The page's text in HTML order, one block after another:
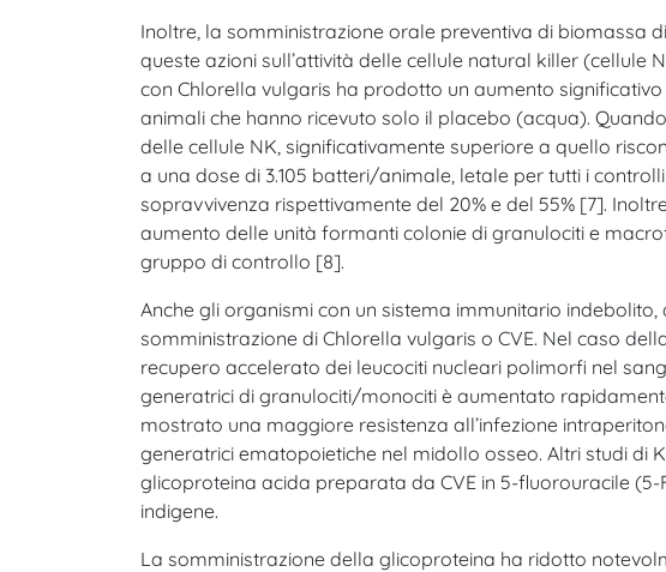
Inoltre, la somministrazione orale preventiva di biomassa
queste azioni sull’attività delle cellule natural killer
con Chlorella vulgaris ha prodotto un aumento
animali che hanno ricevuto solo il placebo (acqua).
delle cellule NK, significativamente superiore a quello
a una dose di 3.105 batteri/animale, letale per tutti i
sopravvivenza rispettivamente del 20% e del 55% [7].
aumento delle unità formanti colonie di granulociti e
gruppo di controllo [8].
Anche gli organismi con un sistema immunitario
somministrazione di Chlorella vulgaris o CVE. Nel caso
recupero accelerato dei leucociti nucleari polimorfi nel
generatrici di granulociti/monociti è aumentato
mostrato una maggiore resistenza all’infezione
generatrici ematopoietiche nel midollo osseo. Altri studi di
glicoproteina acida preparata da CVE in 5-fluorouracile
indigene.
La somministrazione della glicoproteina ha ridotto